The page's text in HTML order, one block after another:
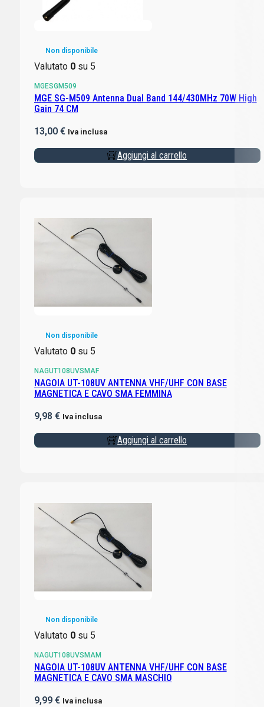
Non disponibile
Valutato 0su 5
MGESGM509
MGE SG-M509 Antenna Dual Band 144/430MHz 70W High
Gain 74 CM
13,00 € Iva inclusa
Aggiungi al carrello
Non disponibile
Valutato 0su 5
NAGUT108UVSMAF
NAGOIA UT-108UV ANTENNA VHF/UHF CON BASE
MAGNETICA E CAVO SMA FEMMINA
9,98 € Iva inclusa
Aggiungi al carrello
Non disponibile
Valutato 0su 5
NAGUT108UVSMAM
NAGOIA UT-108UV ANTENNA VHF/UHF CON BASE
MAGNETICA E CAVO SMA MASCHIO
9,99 € Iva inclusa